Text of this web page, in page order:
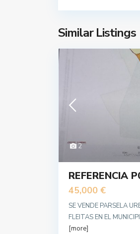
Similar Listings
2
REFERENCIA
45,000 €
SE VENDE PARSELA
FLEITAS EN EL
[more]